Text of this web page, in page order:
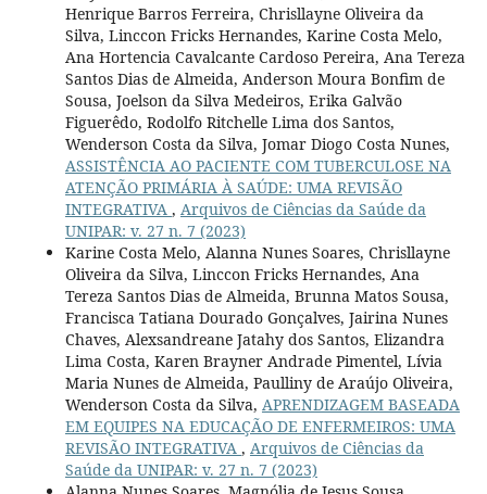
Henrique Barros Ferreira, Chrisllayne Oliveira da
Silva, Linccon Fricks Hernandes, Karine Costa Melo,
Ana Hortencia Cavalcante Cardoso Pereira, Ana Tereza
Santos Dias de Almeida, Anderson Moura Bonfim de
Sousa, Joelson da Silva Medeiros, Erika Galvão
Figuerêdo, Rodolfo Ritchelle Lima dos Santos,
Wenderson Costa da Silva, Jomar Diogo Costa Nunes,
ASSISTÊNCIA AO PACIENTE COM TUBERCULOSE NA
ATENÇÃO PRIMÁRIA À SAÚDE: UMA REVISÃO
INTEGRATIVA , Arquivos de Ciências da Saúde da
UNIPAR: v. 27 n. 7 (2023)
Karine Costa Melo, Alanna Nunes Soares, Chrisllayne
Oliveira da Silva, Linccon Fricks Hernandes, Ana
Tereza Santos Dias de Almeida, Brunna Matos Sousa,
Francisca Tatiana Dourado Gonçalves, Jairina Nunes
Chaves, Alexsandreane Jatahy dos Santos, Elizandra
Lima Costa, Karen Brayner Andrade Pimentel, Lívia
Maria Nunes de Almeida, Paulliny de Araújo Oliveira,
Wenderson Costa da Silva, APRENDIZAGEM BASEADA
EM EQUIPES NA EDUCAÇÃO DE ENFERMEIROS: UMA
REVISÃO INTEGRATIVA , Arquivos de Ciências da
Saúde da UNIPAR: v. 27 n. 7 (2023)